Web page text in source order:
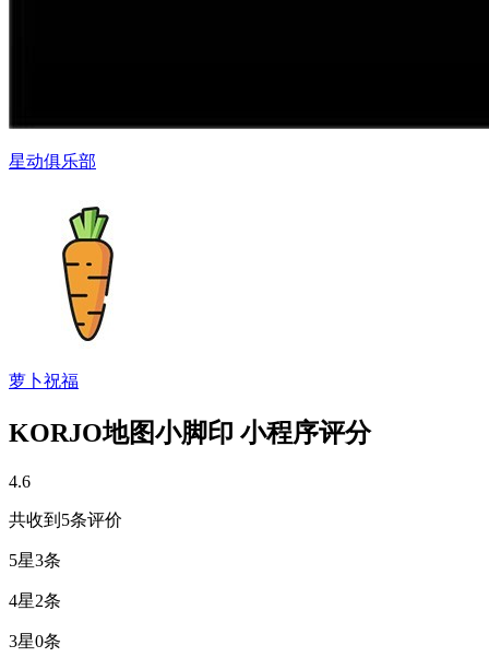
星动俱乐部
萝卜祝福
KORJO地图小脚印 小程序评分
4.6
共收到5条评价
5星3条
4星2条
3星0条